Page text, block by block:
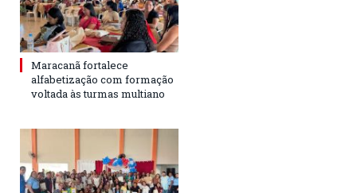
Maracanã fortalece
alfabetização com formação
voltada às turmas multiano